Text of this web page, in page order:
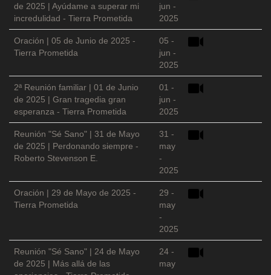
de 2025 | Ayúdame a superar mi
incredulidad - Tierra Prometida
jun -
2025
Oración | 05 de Junio de 2025 -
Tierra Prometida
05 -
jun -
2025
2ª Reunión familiar | 01 de Junio
de 2025 | Gran tragedia gran
esperanza - Tierra Prometida
01 -
jun -
2025
Reunión "Sé Sano" | 31 de Mayo
de 2025 | Perdonando siempre -
Roberto Stevenson E.
31 -
may
-
2025
Oración | 29 de Mayo de 2025 -
Tierra Prometida
29 -
may
-
2025
Reunión "Sé Sano" | 24 de Mayo
de 2025 | Más allá de las
24 -
may